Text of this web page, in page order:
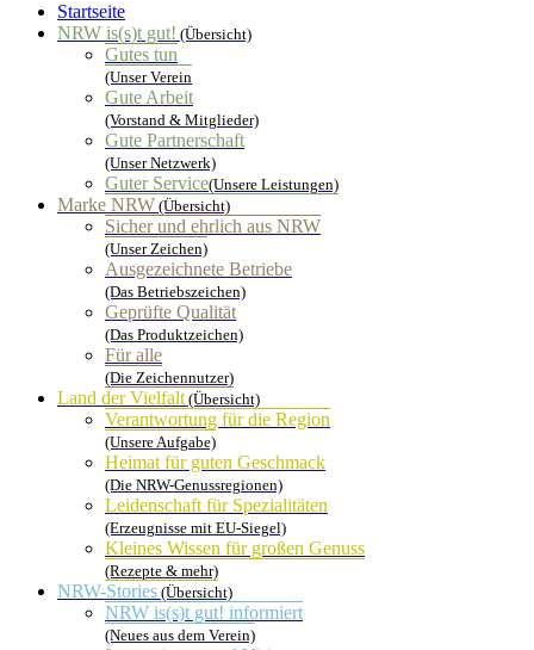
Startseite
NRW is(s)t gut! (Übersicht)
Gutes tun
(Unser Verein
Gute Arbeit
(Vorstand & Mitglieder)
Gute Partnerschaft
(Unser Netzwerk)
Guter Service(Unsere Leistungen)
Marke NRW (Übersicht)
Sicher und ehrlich aus NRW
(Unser Zeichen)
Ausgezeichnete Betriebe
(Das Betriebszeichen)
Geprüfte Qualität
(Das Produktzeichen)
Für alle
(Die Zeichennutzer)
Land der Vielfalt(Übersicht)
Verantwortung für die Region
(Unsere Aufgabe)
Heimat für guten Geschmack
(Die NRW-Genussregionen)
Leidenschaft für Spezialitäten
(Erzeugnisse mit EU-Siegel)
Kleines Wissen für großen Genuss
(Rezepte & mehr)
NRW-Stories (Übersicht)
NRW is(s)t gut! informiert
(Neues aus dem Verein)